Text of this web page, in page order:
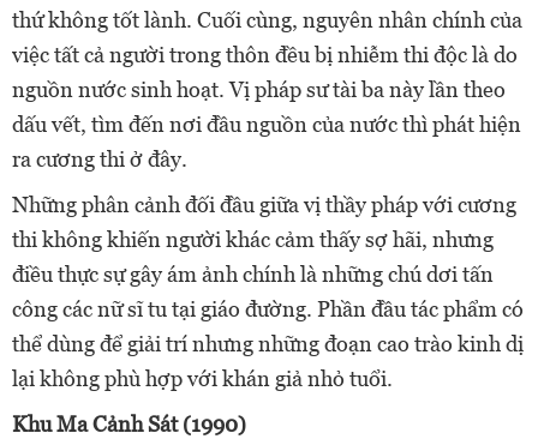
thứ không tốt lành. Cuối cùng, nguyên nhân chính của
việc tất cả người trong thôn đều bị nhiễm thi độc là do
nguồn nước sinh hoạt. Vị pháp sư tài ba này lần theo
dấu vết, tìm đến nơi đầu nguồn của nước thì phát hiện
ra cương thi ở đây.
Những phân cảnh đối đầu giữa vị thầy pháp với cương
thi không khiến người khác cảm thấy sợ hãi, nhưng
điều thực sự gây ám ảnh chính là những chú dơi tấn
công các nữ sĩ tu tại giáo đường. Phần đầu tác phẩm có
thể dùng để giải trí nhưng những đoạn cao trào kinh dị
lại không phù hợp với khán giả nhỏ tuổi.
Khu Ma Cảnh Sát (1990)